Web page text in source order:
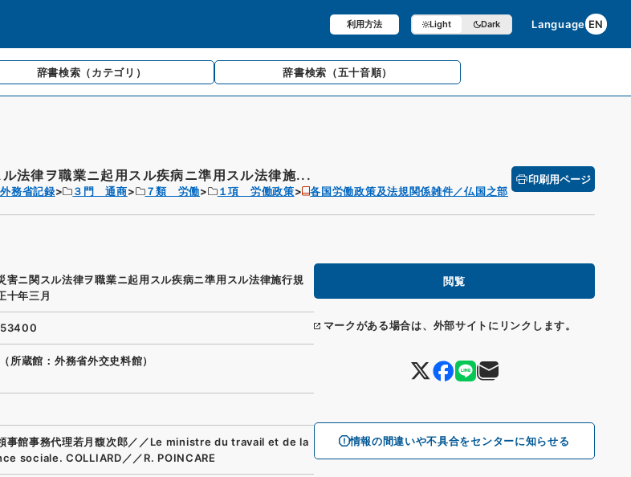
利用方法 Light Dark Language EN
辞書検索 （カテゴリ） 辞書検索 （五十音順）
ル法律ヲ職業ニ起用スル疾病ニ準用スル法律施...
務省記録 ３門 通商 ７類 労働 １項 労働政策 各国労働政策及法規関係雑件／仏国之部
印刷用ページ
閲覧
マークがある場合は、外部サイトにリンクします。
情報の間違いや不具合をセンターに知らせる
害ニ関スル法律ヲ職業ニ起用スル疾病ニ準用スル法律施行規
年三月
所蔵館：外務省外交史料館）
事館事務代理若月馥次郎／／Le ministre du travail et de la
sociale. COLLIARD／／R. POINCARE